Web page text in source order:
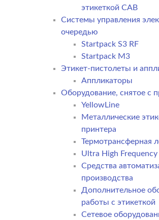
этикеткой CAB
Системы управления
очередью
Startpack S3 RF
Startpack M3
Этикет-пистолеты и
Аппликаторы
Оборудование, снятое с
YellowLine
Металлические
принтера
Термотрансферная
Ultra High Frequency
Средства
производства
Дополнительное
работы с этикеткой
Сетевое